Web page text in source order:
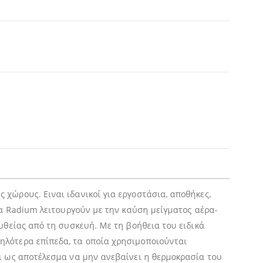
Ειναι ιδανικοί για εργοστάσια, αποθήκες,
Radium λειτουργούν με την καύση μείγματος αέρα-
από τη συσκευή. Με τη βοήθεια του ειδικά
επίπεδα, τα οποία χρησιμοποιούνται
ως αποτέλεσμα να μην ανεβαίνει η θερμοκρασία του